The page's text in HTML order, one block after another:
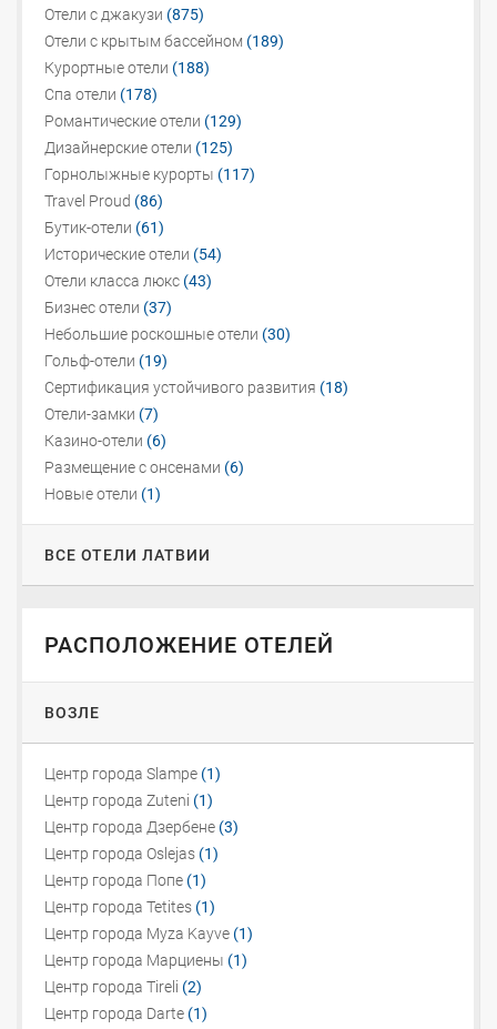
Отели с джакузи (875)
Отели с крытым бассейном (189)
Курортные отели (188)
Спа отели (178)
Романтические отели (129)
Дизайнерские отели (125)
Горнолыжные курорты (117)
Travel Proud (86)
Бутик-отели (61)
Исторические отели (54)
Отели класса люкс (43)
Бизнес отели (37)
Небольшие роскошные отели (30)
Гольф-отели (19)
Сертификация устойчивого развития (18)
Отели-замки (7)
Казино-отели (6)
Размещение с онсенами (6)
Новые отели (1)
ВСЕ ОТЕЛИ ЛАТВИИ
РАСПОЛОЖЕНИЕ ОТЕЛЕЙ
ВОЗЛЕ
Центр города Slampe (1)
Центр города Zuteni (1)
Центр города Дзербене (3)
Центр города Oslejas (1)
Центр города Попе (1)
Центр города Tetites (1)
Центр города Myza Kayve (1)
Центр города Марциены (1)
Центр города Tireli (2)
Центр города Darte (1)